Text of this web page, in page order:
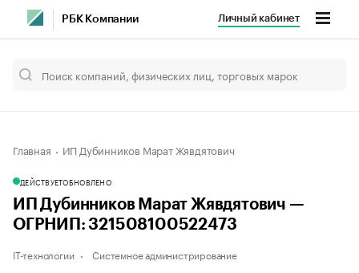
РБК Компании Личный кабинет
Главная ИП Дубинников Марат Жявдятович
ДЕЙСТВУЕТОБНОВЛЕНО
ИП Дубинников Марат Жявдятович —
ОГРНИП: 321508100522473
IT-технологии Системное администрирование